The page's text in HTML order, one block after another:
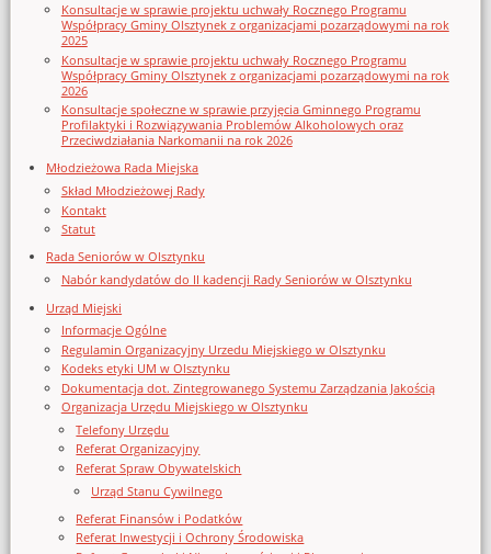
Konsultacje w sprawie projektu uchwały Rocznego Programu
Współpracy Gminy Olsztynek z organizacjami pozarządowymi na rok
2025
Konsultacje w sprawie projektu uchwały Rocznego Programu
Współpracy Gminy Olsztynek z organizacjami pozarządowymi na rok
2026
Konsultacje społeczne w sprawie przyjęcia Gminnego Programu
Profilaktyki i Rozwiązywania Problemów Alkoholowych oraz
Przeciwdziałania Narkomanii na rok 2026
Młodzieżowa Rada Miejska
Skład Młodzieżowej Rady
Kontakt
Statut
Rada Seniorów w Olsztynku
Nabór kandydatów do II kadencji Rady Seniorów w Olsztynku
Urząd Miejski
Informacje Ogólne
Regulamin Organizacyjny Urzedu Miejskiego w Olsztynku
Kodeks etyki UM w Olsztynku
Dokumentacja dot. Zintegrowanego Systemu Zarządzania Jakością
Organizacja Urzędu Miejskiego w Olsztynku
Telefony Urzędu
Referat Organizacyjny
Referat Spraw Obywatelskich
Urząd Stanu Cywilnego
Referat Finansów i Podatków
Referat Inwestycji i Ochrony Środowiska